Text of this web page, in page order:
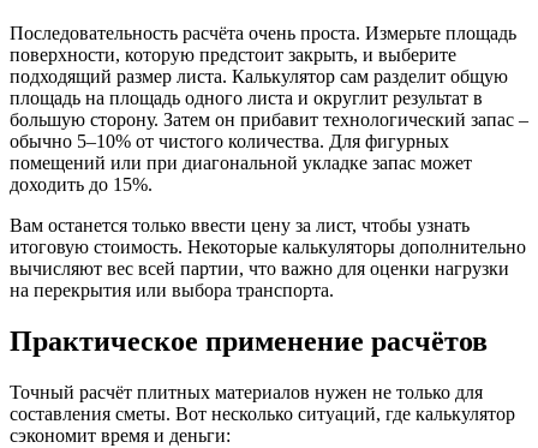
Последовательность расчёта очень проста. Измерьте площадь
поверхности, которую предстоит закрыть, и выберите
подходящий размер листа. Калькулятор сам разделит общую
площадь на площадь одного листа и округлит результат в
большую сторону. Затем он прибавит технологический запас –
обычно 5–10% от чистого количества. Для фигурных
помещений или при диагональной укладке запас может
доходить до 15%.
Вам останется только ввести цену за лист, чтобы узнать
итоговую стоимость. Некоторые калькуляторы дополнительно
вычисляют вес всей партии, что важно для оценки нагрузки
на перекрытия или выбора транспорта.
Практическое применение расчётов
Точный расчёт плитных материалов нужен не только для
составления сметы. Вот несколько ситуаций, где калькулятор
сэкономит время и деньги: